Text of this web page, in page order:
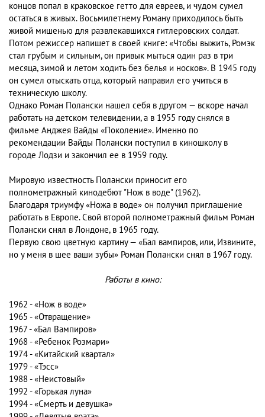
концов попал в краковское гетто для евреев, и чудом сумел
остаться в живых. Восьмилетнему Роману приходилось быть
живой мишенью для развлекавшихся гитлеровских солдат.
Потом режиссер напишет в своей книге: «Чтобы выжить, Ромэк
стал грубым и сильным, он привык мыться один раз в три
месяца, зимой и летом ходить без белья и носков». В 1945 году
он сумел отыскать отца, который направил его учиться в
техническую школу.
Однако Роман Полански нашел себя в другом — вскоре начал
работать на детском телевидении, а в 1955 году снялся в
фильме Анджея Вайды «Поколение». Именно по
рекомендации Вайды Полански поступил в киношколу в
городе Лодзи и закончил ее в 1959 году.
Мировую известность Полански приносит его
полнометражный кинодебют "Нож в воде" (1962).
Благодаря триумфу «Ножа в воде» он получил приглашение
работать в Европе. Свой второй полнометражный фильм Роман
Полански снял в Лондоне, в 1965 году.
Первую свою цветную картину — «Бал вампиров, или, Извините,
но у меня в шее ваши зубы» Роман Полански снял в 1967 году.
Работы в кино:
1962 - «Нож в воде»
1965 - «Отвращение»
1967 - «Бал Вампиров»
1968 - «Ребенок Розмари»
1974 - «Китайский квартал»
1979 - «Тэсс»
1988 - «Неистовый»
1992 - «Горькая луна»
1994 - «Смерть и девушка»